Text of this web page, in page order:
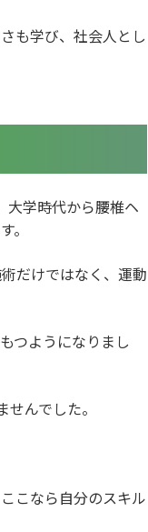
も学び、社会人とし
大学時代から腰椎ヘ
。
だけではなく、運動
つようになりまし
んでした。
こなら自分のスキル